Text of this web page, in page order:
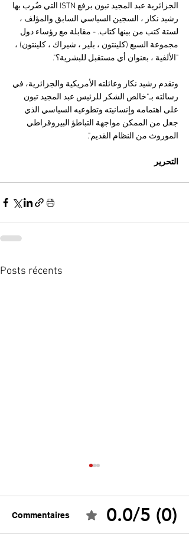
الجزائرية عبد المجيد تبون برفع ISTN التي ضُرب بها
رشيد نكاز ، السجين السياسي السابق والمؤلف ،
لستة كتب من بينها كتاب. - مقابلة مع رؤساء دول
مجموعة السبع (كلينتون ، بلير ، شيراك ، كلينتون) ،
"الألفية ، بعنوان أي مستقبل للبشرية؟".
وتقدم رشيد نكاز وعائلته الأمريكية والجزائرية، في
رسالته بـ"خالص الشكر للرئيس عبد المجيد تبون
على اهتمامه وإنسانيته وتطوعيه السياسي الذي
جعل من الممكن مواجهة التباطؤ البيروقراطي
الموروث من النظام القديم".
التحرير
Posts récents
Commentaires 0.0/5 (0)